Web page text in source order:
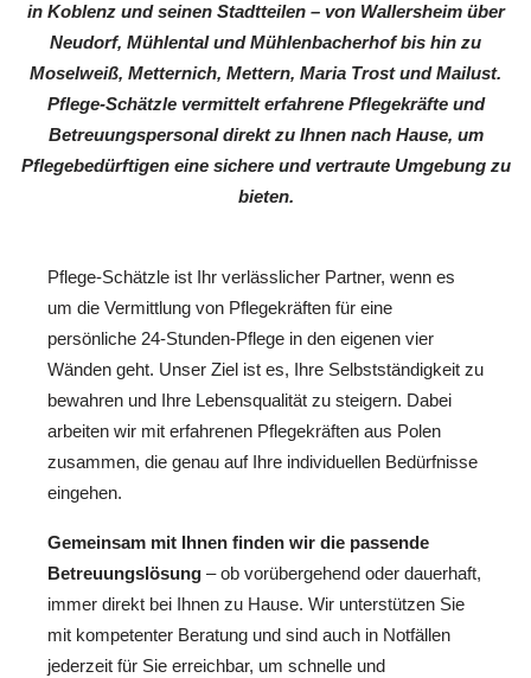
in Koblenz und seinen Stadtteilen – von Wallersheim über
Neudorf, Mühlental und Mühlenbacherhof bis hin zu
Moselweiß, Metternich, Mettern, Maria Trost und Mailust.
Pflege-Schätzle vermittelt erfahrene Pflegekräfte und
Betreuungspersonal direkt zu Ihnen nach Hause, um
Pflegebedürftigen eine sichere und vertraute Umgebung zu
bieten.
Pflege-Schätzle ist Ihr verlässlicher Partner, wenn es
um die Vermittlung von Pflegekräften für eine
persönliche 24-Stunden-Pflege in den eigenen vier
Wänden geht. Unser Ziel ist es, Ihre Selbstständigkeit zu
bewahren und Ihre Lebensqualität zu steigern. Dabei
arbeiten wir mit erfahrenen Pflegekräften aus Polen
zusammen, die genau auf Ihre individuellen Bedürfnisse
eingehen.
Gemeinsam mit Ihnen finden wir die passende
Betreuungslösung – ob vorübergehend oder dauerhaft,
immer direkt bei Ihnen zu Hause. Wir unterstützen Sie
mit kompetenter Beratung und sind auch in Notfällen
jederzeit für Sie erreichbar, um schnelle und